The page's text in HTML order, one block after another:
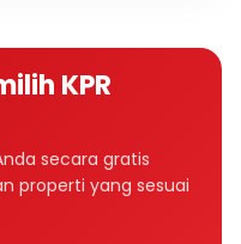
KPR
secara gratis
properti yang sesuai